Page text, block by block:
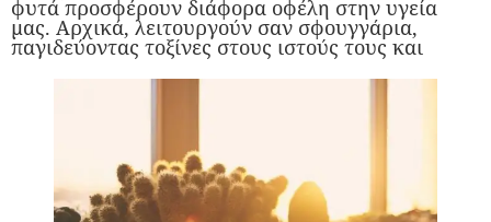
φυτά προσφέρουν διάφορα οφέλη στην υγεία
μας. Αρχικά, λειτουργούν σαν σφουγγάρια,
παγιδεύοντας τοξίνες στους ιστούς τους και